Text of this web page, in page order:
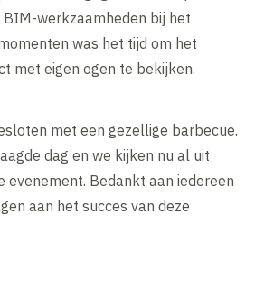
werkzaamheden bij het
was het tijd om het
met eigen ogen te bekijken.
met een gezellige barbecue.
dag en we kijken nu al uit
evenement. Bedankt aan iedereen
aan het succes van deze